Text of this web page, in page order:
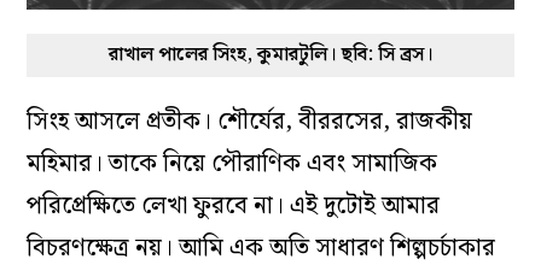
রাখাল পালের সিংহ, কুমারটুলি। ছবি: সি ব্রস।
সিংহ আসলে প্রতীক। শৌর্যের, বীররসের, রাজকীয়
মহিমার। তাকে নিয়ে পৌরাণিক এবং সামাজিক
পরিপ্রেক্ষিতে লেখা ফুরবে না। এই দুটোই আমার
বিচরণক্ষেত্র নয়। আমি এক অতি সাধারণ শিল্পচর্চাকার